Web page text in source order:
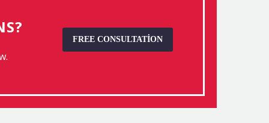
FREE CONSULTATION